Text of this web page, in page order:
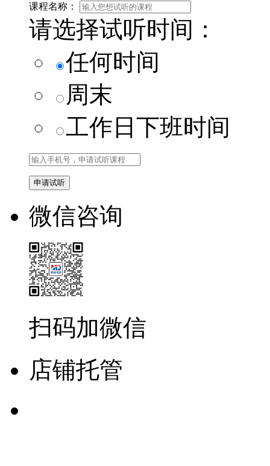
课程名称：
请选择试听时间：
任何时间
周末
工作日下班时间
微信咨询
扫码加微信
店铺托管